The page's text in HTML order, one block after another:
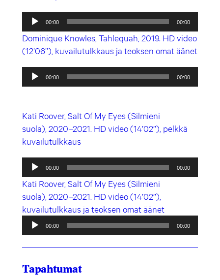
Äänitoistin
00:00 00:00
Dominique Knowles, Tahlequah, 2019. HD video
(12’06’’), kuvailutulkkaus ja teoksen omat äänet
Äänitoistin
00:00 00:00
Kati Roover, Salt Of My Eyes (Silmieni
suola), 2020–2021. HD video (14’02’’), pelkkä
kuvailutulkkaus
Äänitoistin
00:00 00:00
Kati Roover, Salt Of My Eyes (Silmieni
suola), 2020–2021. HD video (14’02’’),
kuvailutulkkaus ja teoksen omat äänet
Äänitoistin
00:00 00:00
Tapahtumat